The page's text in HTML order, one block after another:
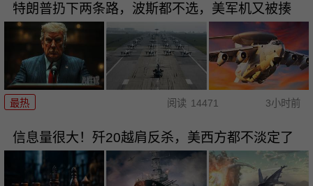
特朗普扔下两条路，波斯都不选，美军机又被揍
最热 阅读 14471 3小时前
信息量很大！歼20越肩反杀，美西方都不淡定了